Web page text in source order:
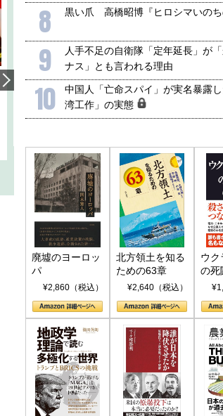
韓国にも理解してほしい「極東
1905年体制」における日米韓安
全保障協力の意味
千々和泰明
ホル
ネル
小山
8 黒い爪 高橋昭博『ヒロシマいのち
9
人手不足の自衛隊「定年延長」が
ナス」とも言われる理由
10
中国人「亡命スパイ」が実名暴露
湾工作」の実態
廃墟のヨーロッ
パ
¥2,860（税込）
北方領土を知る
ための63章
¥2,640（税込）
ウク
の死
レ